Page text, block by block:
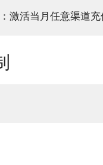
激活当月任意渠道